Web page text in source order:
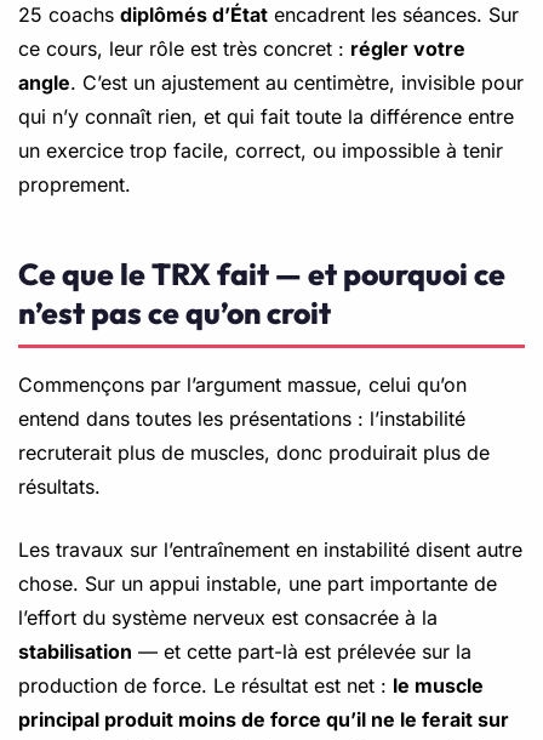
25 coachs diplômés d’État encadrent les séances. Sur
ce cours, leur rôle est très concret : régler votre
angle. C’est un ajustement au centimètre, invisible pour
qui n’y connaît rien, et qui fait toute la différence entre
un exercice trop facile, correct, ou impossible à tenir
proprement.
Ce que le TRX fait — et pourquoi ce
n’est pas ce qu’on croit
Commençons par l’argument massue, celui qu’on
entend dans toutes les présentations : l’instabilité
recruterait plus de muscles, donc produirait plus de
résultats.
Les travaux sur l’entraînement en instabilité disent autre
chose. Sur un appui instable, une part importante de
l’effort du système nerveux est consacrée à la
stabilisation — et cette part-là est prélevée sur la
production de force. Le résultat est net : le muscle
principal produit moins de force qu’il ne le ferait sur